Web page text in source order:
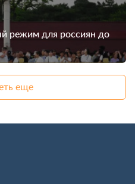
режим для россиян до
еще